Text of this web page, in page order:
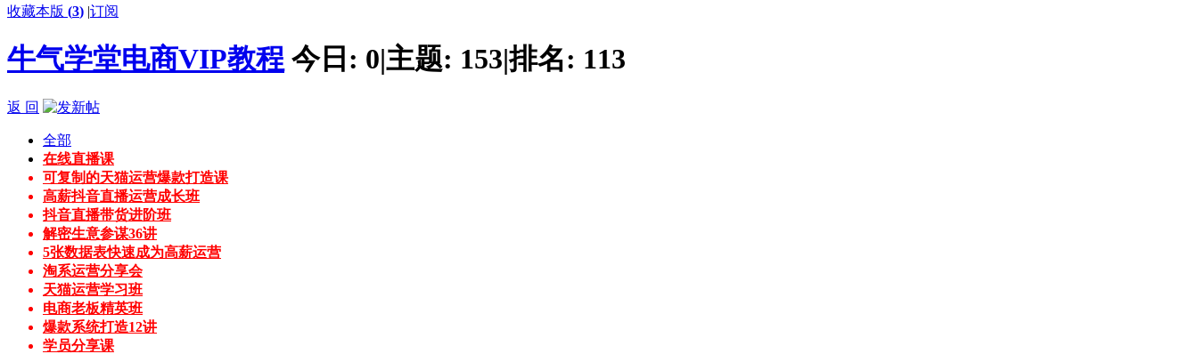
收藏本版 (3) |订阅
牛气学堂电商VIP教程 今日: 0|主题: 153|排名: 113
返 回
全部
在线直播课
可复制的天猫运营爆款打造课
高薪抖音直播运营成长班
抖音直播带货进阶班
解密生意参谋36讲
5张数据表快速成为高薪运营
淘系运营分享会
天猫运营学习班
电商老板精英班
爆款系统打造12讲
学员分享课